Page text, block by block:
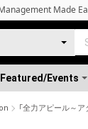
Featured/Events
Made